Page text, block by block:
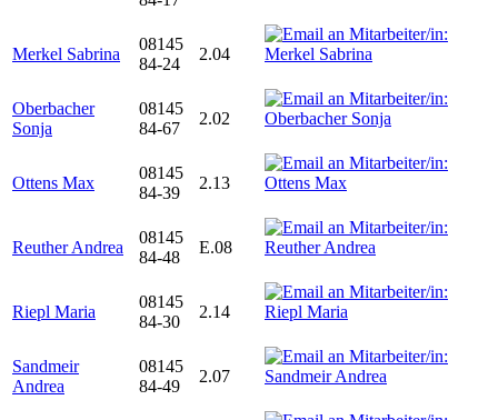
Merkel Sabrina
08145
84-24
2.04
Oberbacher
Sonja
08145
84-67
2.02
Ottens Max
08145
84-39
2.13
Reuther Andrea
08145
84-48
E.08
Riepl Maria
08145
84-30
2.14
Sandmeir
Andrea
08145
84-49
2.07